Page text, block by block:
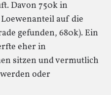
Davon 750k in
auf die
gefunden, 680k). Ein
eher in
sitzen und vermutlich
oder